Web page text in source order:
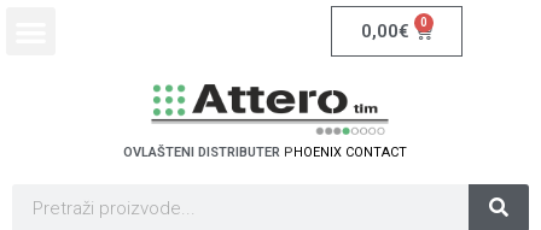
0,00€ 0
OVLAŠTENI DISTRIBUTER SCHNEIDER ELEC
N CT